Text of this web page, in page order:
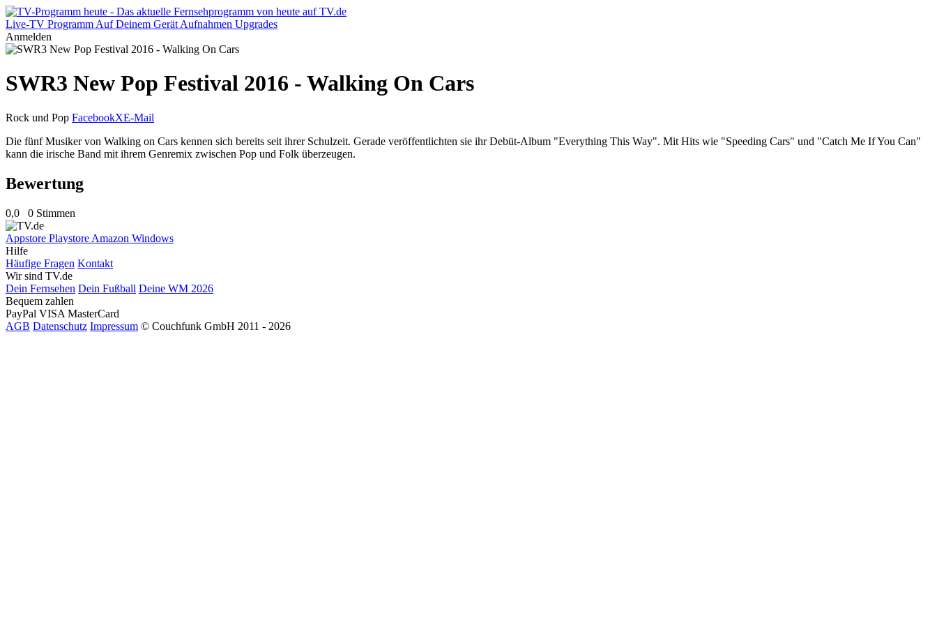
Live-TV Programm Auf Deinem Gerät Aufnahmen Upgrades
Anmelden
SWR3 New Pop Festival 2016 - Walking On Cars
Rock und Pop FacebookXE-Mail
Die fünf Musiker von Walking on Cars kennen sich bereits seit ihrer Schulzeit. Gerade veröffentlichten sie ihr Debüt-Album "Everything This Way". Mit Hits wie "Speeding Cars" und "Catch Me If You Can"
kann die irische Band mit ihrem Genremix zwischen Pop und Folk überzeugen.
Bewertung
0,0 0 Stimmen
Appstore Playstore Amazon Windows
Hilfe
Häufige Fragen Kontakt
Wir sind TV.de
Dein Fernsehen Dein Fußball Deine WM 2026
Bequem zahlen
PayPal VISA MasterCard
AGB Datenschutz Impressum © Couchfunk GmbH 2011 - 2026